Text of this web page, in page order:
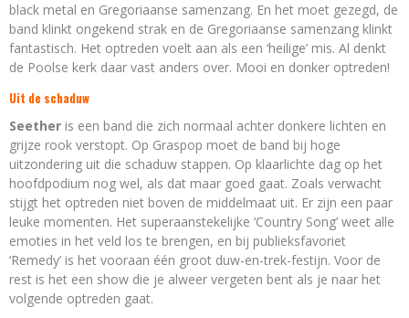
black metal en Gregoriaanse samenzang. En het moet gezegd, de
band klinkt ongekend strak en de Gregoriaanse samenzang klinkt
fantastisch. Het optreden voelt aan als een ‘heilige’ mis. Al denkt
de Poolse kerk daar vast anders over. Mooi en donker optreden!
Uit de schaduw
Seether is een band die zich normaal achter donkere lichten en
grijze rook verstopt. Op Graspop moet de band bij hoge
uitzondering uit die schaduw stappen. Op klaarlichte dag op het
hoofdpodium nog wel, als dat maar goed gaat. Zoals verwacht
stijgt het optreden niet boven de middelmaat uit. Er zijn een paar
leuke momenten. Het superaanstekelijke ‘Country Song’ weet alle
emoties in het veld los te brengen, en bij publieksfavoriet
‘Remedy’ is het vooraan één groot duw-en-trek-festijn. Voor de
rest is het een show die je alweer vergeten bent als je naar het
volgende optreden gaat.